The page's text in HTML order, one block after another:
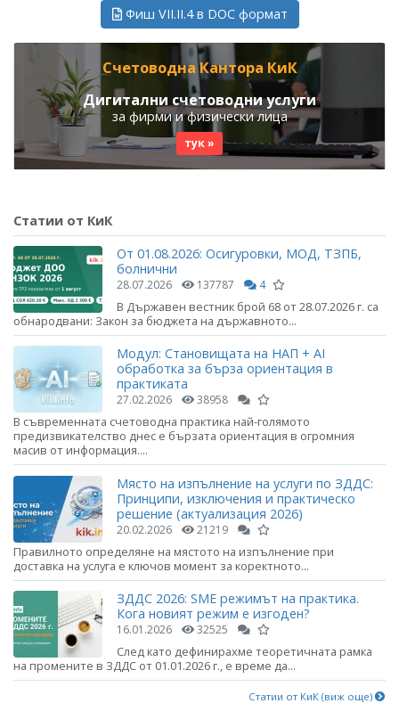
Фиш VII.II.4 в DOC формат
Счетоводна Кантора КиК
Дигитални счетоводни услуги
за фирми и физически лица
тук »
Статии от КиК
От 01.08.2026: Осигуровки, МОД, ТЗПБ,
болнични
28.07.2026 137787 4
В Държавен вестник брой 68 от 28.07.2026 г. са
обнародвани: Закон за бюджета на държавното...
Модул: Становищата на НАП + AI
обработка за бърза ориентация в
практиката
27.02.2026 38958
В съвременната счетоводна практика най-голямото
предизвикателство днес е бързата ориентация в огромния
масив от информация....
Място на изпълнение на услуги по ЗДДС:
Принципи, изключения и практическо
решение (актуализация 2026)
20.02.2026 21219
Правилното определяне на мястото на изпълнение при
доставка на услуга е ключов момент за коректното...
ЗДДС 2026: SME режимът на практика.
Кога новият режим е изгоден?
16.01.2026 32525
След като дефинирахме теоретичната рамка
на промените в ЗДДС от 01.01.2026 г., е време да...
Статии от КиК (виж още)